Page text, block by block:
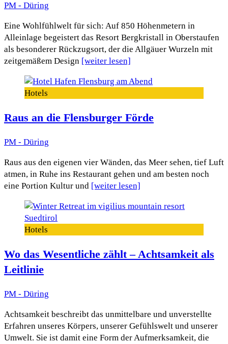
PM - Düring
Eine Wohlfühlwelt für sich: Auf 850 Höhenmetern in
Alleinlage begeistert das Resort Bergkristall in Oberstaufen
als besonderer Rückzugsort, der die Allgäuer Wurzeln mit
zeitgemäßem Design [weiter lesen]
Hotels
Raus an die Flensburger Förde
PM - Düring
Raus aus den eigenen vier Wänden, das Meer sehen, tief Luft
atmen, in Ruhe ins Restaurant gehen und am besten noch
eine Portion Kultur und [weiter lesen]
Hotels
Wo das Wesentliche zählt – Achtsamkeit als
Leitlinie
PM - Düring
Achtsamkeit beschreibt das unmittelbare und unverstellte
Erfahren unseres Körpers, unserer Gefühlswelt und unserer
Umwelt. Sie ist damit eine Form der Aufmerksamkeit, die